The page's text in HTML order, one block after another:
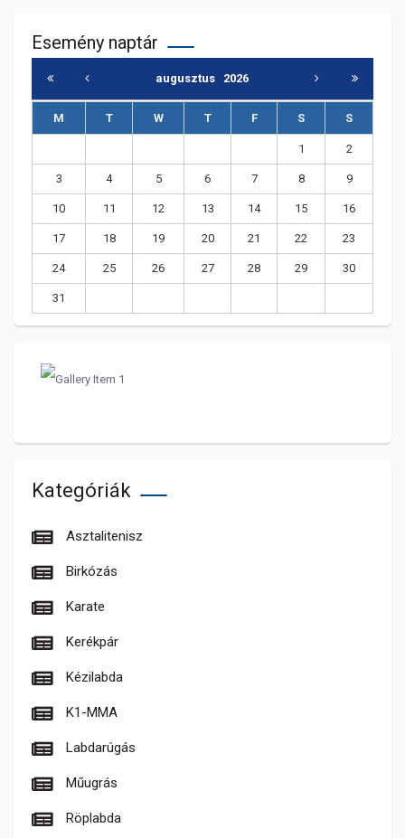
Esemény naptár
augusztus 2026
M T W T F S S
1 2
3 4 5 6 7 8 9
10 11 12 13 14 15 16
17 18 19 20 21 22 23
24 25 26 27 28 29 30
31
Kategóriák
Asztalitenisz
Birkózás
Karate
Kerékpár
Kézilabda
K1-MMA
Labdarúgás
Műugrás
Röplabda